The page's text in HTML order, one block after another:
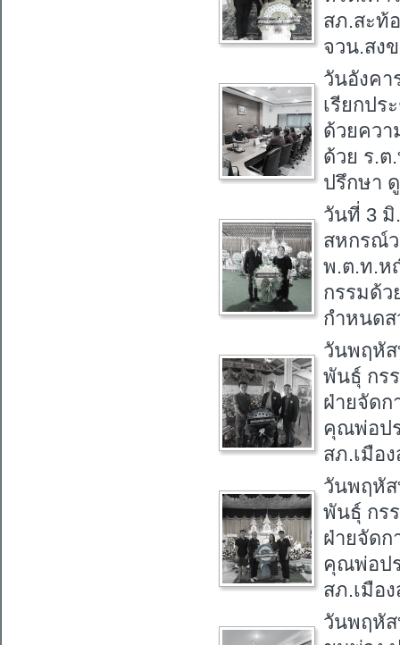
สภ.สะท้
จวน.สง
วันอังคา
เรียกปร
ด้วยควา
ด้วย ร.ต
ปรึกษา
วันที่ 3 มิ
สหกรณ์
พ.ต.ท.ห
กรรมด้ว
กำหนด
วันพฤหัส
พันธุ์ กร
ฝ่ายจัดก
คุณพ่อป
สภ.เมือ
วันพฤหัส
พันธุ์ กร
ฝ่ายจัดก
คุณพ่อป
สภ.เมือ
วันพฤหัส